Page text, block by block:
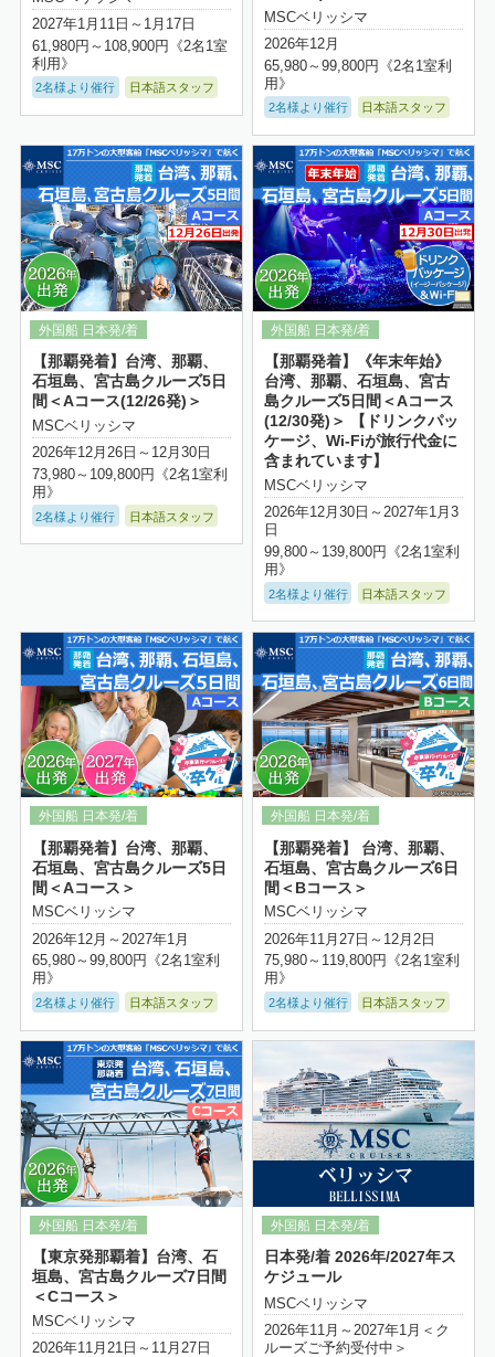
2027年1月11日～1月17日
61,980円～108,900円《2名1室
利用》
2名様より催行 日本語スタッフ
MSCベリッシマ
2026年12月
65,980～99,800円《2名1室利
用》
2名様より催行 日本語スタッフ
【那覇発着】台湾、那覇、
石垣島、宮古島クルーズ5日
間＜Aコース(12/26発)＞
MSCベリッシマ
2026年12月26日～12月30日
73,980～109,800円《2名1室利
用》
2名様より催行 日本語スタッフ
【那覇発着】《年末年始》
台湾、那覇、石垣島、宮古
島クルーズ5日間＜Aコース
(12/30発)＞ 【ドリンクパッ
ケージ、Wi-Fiが旅行代金に
含まれています】
MSCベリッシマ
2026年12月30日～2027年1月3
日
99,800～139,800円《2名1室利
用》
2名様より催行 日本語スタッフ
詳細はこちら
【那覇発着】台湾、那覇、
石垣島、宮古島クルーズ5日
間＜Aコース＞
MSCベリッシマ
2026年12月～2027年1月
65,980～99,800円《2名1室利
用》
2名様より催行 日本語スタッフ
【那覇発着】 台湾、那覇、
石垣島、宮古島クルーズ6日
間＜Bコース＞
MSCベリッシマ
2026年11月27日～12月2日
75,980～119,800円《2名1室利
用》
2名様より催行 日本語スタッフ
詳細はこちら
【東京発那覇着】台湾、石
垣島、宮古島クルーズ7日間
＜Cコース＞
MSCベリッシマ
2026年11月21日～11月27日
日本発/着 2026年/2027年ス
ケジュール
MSCベリッシマ
2026年11月～2027年1月＜ク
ルーズご予約受付中＞
詳細はこちら